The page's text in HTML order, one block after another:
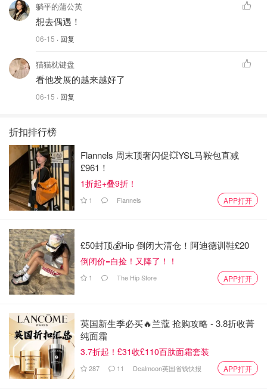
躺平的蒲公英
想去偶遇！
06-15 · 回复
猫猫枕键盘
看他发展的越来越好了
06-15 · 回复
折扣排行榜
Flannels 周末顶奢闪促💥YSL马鞍包直减
£961！
1折起+叠9折！
1 Flannels APP打开
£50封顶💰Hip 倒闭大清仓！阿迪德训鞋£20
倒闭价=白捡！又降了！！
1 The Hip Store APP打开
英国新生季必买🔥兰蔻 抢购攻略 - 3.8折收菁
纯面霜
3.7折起！£31收£110百肽面霜套装
287 11 Dealmoon英国省钱快报 APP打开